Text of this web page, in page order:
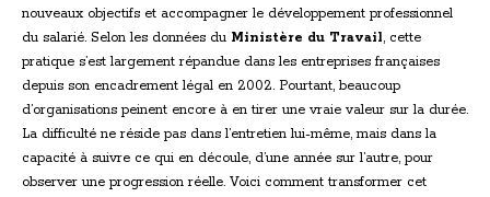
nouveaux objectifs et accompagner le développement professionnel
du salarié. Selon les données du Ministère du Travail, cette
pratique s’est largement répandue dans les entreprises françaises
depuis son encadrement légal en 2002. Pourtant, beaucoup
d’organisations peinent encore à en tirer une vraie valeur sur la durée.
La difficulté ne réside pas dans l’entretien lui-même, mais dans la
capacité à suivre ce qui en découle, d’une année sur l’autre, pour
observer une progression réelle. Voici comment transformer cet